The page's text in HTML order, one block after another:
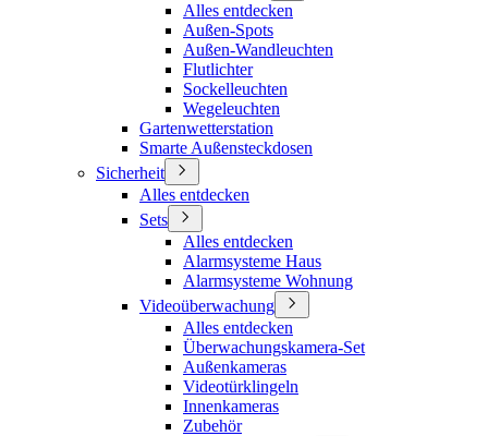
Alles entdecken
Außen-Spots
Außen-Wandleuchten
Flutlichter
Sockelleuchten
Wegeleuchten
Gartenwetterstation
Smarte Außensteckdosen
Sicherheit
Alles entdecken
Sets
Alles entdecken
Alarmsysteme Haus
Alarmsysteme Wohnung
Videoüberwachung
Alles entdecken
Überwachungskamera-Set
Außenkameras
Videotürklingeln
Innenkameras
Zubehör